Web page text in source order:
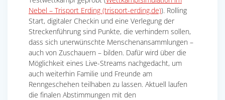
Nebel – Trisport Erding (trisport-erding.de)). Rolling
Start, digitaler Checkin und eine Verlegung der
Streckenführung sind Punkte, die verhindern sollen,
dass sich unerwünschte Menschenansammlungen –
auch von Zuschauern – bilden. Dafür wird über die
Möglichkeit eines Live-Streams nachgedacht, um
auch weiterhin Familie und Freunde am
Renngeschehen teilhaben zu lassen. Aktuell laufen
die finalen Abstimmungen mit den